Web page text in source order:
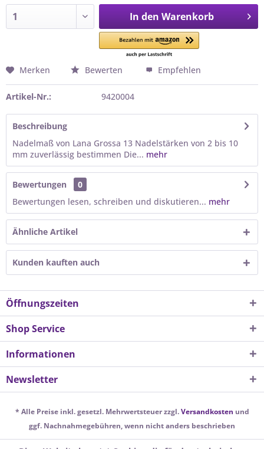
In den Warenkorb
Merken Bewerten Empfehlen
Artikel-Nr.: 9420004
Beschreibung
Nadelmaß von Lana Grossa 13 Nadelstärken von 2 bis 10
mm zuverlässig bestimmen Die... mehr
Bewertungen
0
Bewertungen lesen, schreiben und diskutieren... mehr
Ähnliche Artikel
Kunden kauften auch
Öffnungszeiten
Shop Service
Informationen
Newsletter
* Alle Preise inkl. gesetzl. Mehrwertsteuer zzgl.Versandkosten und
ggf. Nachnahmegebühren, wenn nicht anders beschrieben